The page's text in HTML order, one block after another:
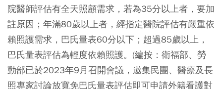
院醫師評估有全天照顧需求，若為35分以上者，要加
註原因；年滿80歲以上者，經指定醫院評估有嚴重依
賴照護需求，巴氏量表60分以下；超過85歲以上，
巴氏量表評估為輕度依賴照護。(編按：衛福部、勞
動部已於2023年9月召開會議，邀集民團、醫療及長
照專家討論放寬免巴氏量表評估即可申請外籍看護對